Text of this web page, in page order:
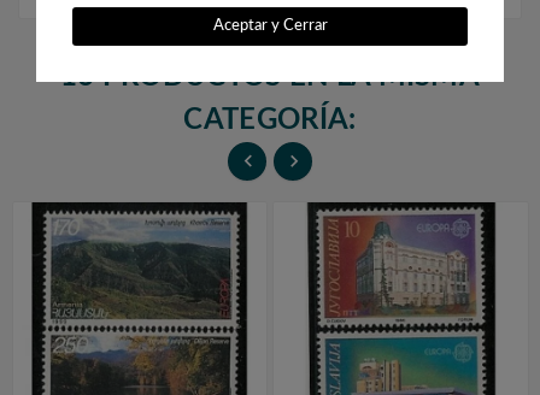
Aceptar y Cerrar
16 PRODUCTOS EN LA MISMA
CATEGORÍA:
 